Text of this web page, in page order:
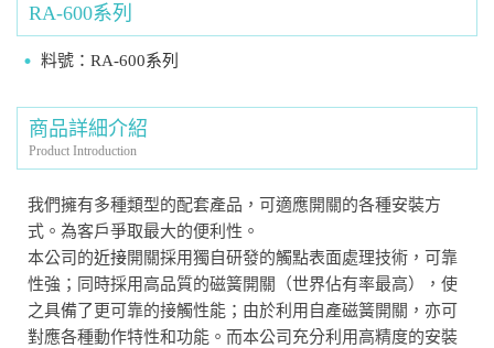
RA-600系列
料號：RA-600系列
商品詳細介紹
Product Introduction
我們擁有多種類型的配套產品，可適應開關的各種安裝方
式。為客戶爭取最大的便利性。
本公司的近接開關採用獨自研發的觸點表面處理技術，可靠
性強；同時採用高品質的磁簧開關（世界佔有率最高），使
之具備了更可靠的接觸性能；由於利用自產磁簧開關，亦可
對應各種動作特性和功能。而本公司充分利用高精度的安裝